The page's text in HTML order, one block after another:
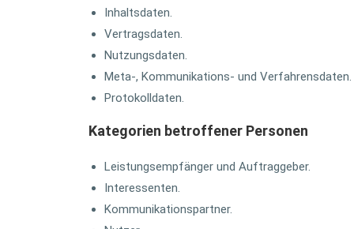
Inhaltsdaten.
Vertragsdaten.
Nutzungsdaten.
Meta-, Kommunikations- und Verfahrensdaten.
Protokolldaten.
Kategorien betroffener Personen
Leistungsempfänger und Auftraggeber.
Interessenten.
Kommunikationspartner.